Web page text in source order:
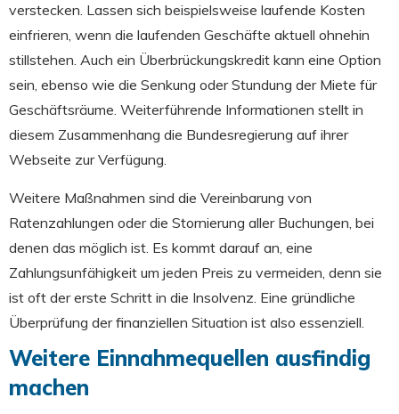
verstecken. Lassen sich beispielsweise laufende Kosten
einfrieren, wenn die laufenden Geschäfte aktuell ohnehin
stillstehen. Auch ein Überbrückungskredit kann eine Option
sein, ebenso wie die Senkung oder Stundung der Miete für
Geschäftsräume. Weiterführende Informationen stellt in
diesem Zusammenhang die Bundesregierung auf ihrer
Webseite zur Verfügung.
Weitere Maßnahmen sind die Vereinbarung von
Ratenzahlungen oder die Stornierung aller Buchungen, bei
denen das möglich ist. Es kommt darauf an, eine
Zahlungsunfähigkeit um jeden Preis zu vermeiden, denn sie
ist oft der erste Schritt in die Insolvenz. Eine gründliche
Überprüfung der finanziellen Situation ist also essenziell.
Weitere Einnahmequellen ausfindig
machen